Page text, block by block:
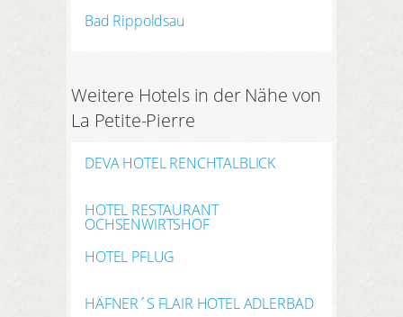
Bad Rippoldsau
Weitere Hotels in der Nähe von
La Petite-Pierre
DEVA HOTEL RENCHTALBLICK
HOTEL RESTAURANT
OCHSENWIRTSHOF
HOTEL PFLUG
HÄFNER´S FLAIR HOTEL ADLERBAD